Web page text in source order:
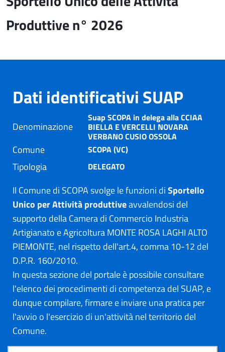
Produttive n° 2026
Dati identificativi SUAP
Denominazione
Suap SCOPA in delega alla CCIAA
BIELLA E VERCELLI NOVARA
VERBANO CUSIO OSSOLA
Comune SCOPA (VC)
Tipologia DELEGATO
Il Comune di SCOPA svolge le funzioni diSportello
Unico per Attività produttiveavvalendosi del
supporto della Camera di Commercio Industria
Artigianato e Agricoltura MONTE ROSA LAGHI ALTO
PIEMONTE, nel rispetto dell'art.4, comma 10-12 del
D.P.R. 160/2010.
In questa sezione del portale è possibile consultare
l'elenco dei procedimenti di competenza del SUAP, e
dunque compilare, firmare e inviare una pratica per
l'avvio o l'esercizio di un'attività nel territorio del
Comune.